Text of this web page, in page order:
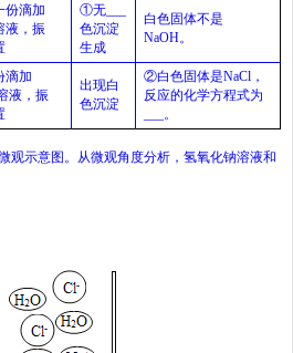
份滴加
液，振
①无
色沉淀
生成
白色固体不是
NaOH。
滴加
液，振
出现白
色沉淀
②白色固体是NaCl ，
反应的化学方程式为
。
观示意图。从微观角度分析，氢氧化钠溶液和